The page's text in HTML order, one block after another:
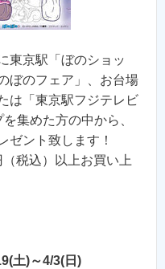
東京駅「ぼのショッ
ぼのフェア」、お台場
は「東京駅フジテレビ
集めた方の中から、
ゼント致します！
税込）以上お買い上
土)～4/3(日)